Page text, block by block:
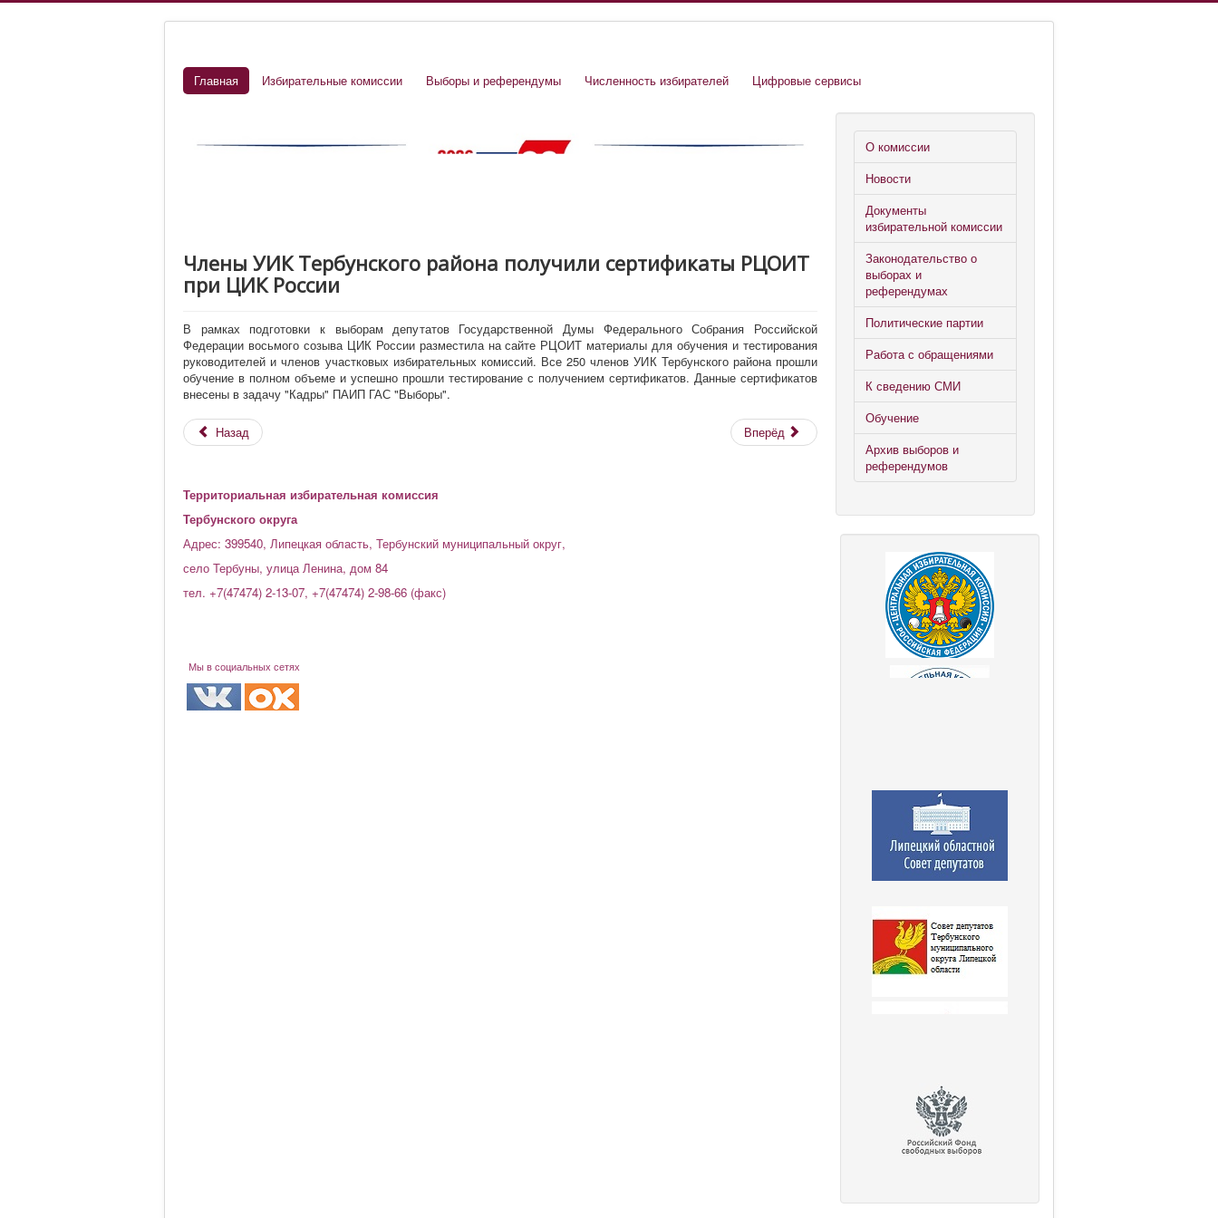
Главная Избирательные комиссии Выборы и референдумы Численность избирателей Цифровые сервисы
Члены УИК Тербунского района получили сертификаты РЦОИТ
при ЦИК России
В рамках подготовки к выборам депутатов Государственной Думы Федерального Собрания Российской
Федерации восьмого созыва ЦИК России разместила на сайте РЦОИТ материалы для обучения и тестирования
руководителей и членов участковых избирательных комиссий. Все 250 членов УИК Тербунского района прошли
обучение в полном объеме и успешно прошли тестирование с получением сертификатов. Данные сертификатов
внесены в задачу "Кадры" ПАИП ГАС "Выборы".
Назад Вперёд
Территориальная избирательная комиссия
Тербунского округа
Адрес: 399540, Липецкая область, Тербунский муниципальный округ,
село Тербуны, улица Ленина, дом 84
тел. +7(47474) 2-13-07, +7(47474) 2-98-66 (факс)
Мы в социальных сетях
О комиссии
Новости
Документы
избирательной комиссии
Законодательство о
выборах и
референдумах
Политические партии
Работа с обращениями
К сведению СМИ
Обучение
Архив выборов и
референдумов